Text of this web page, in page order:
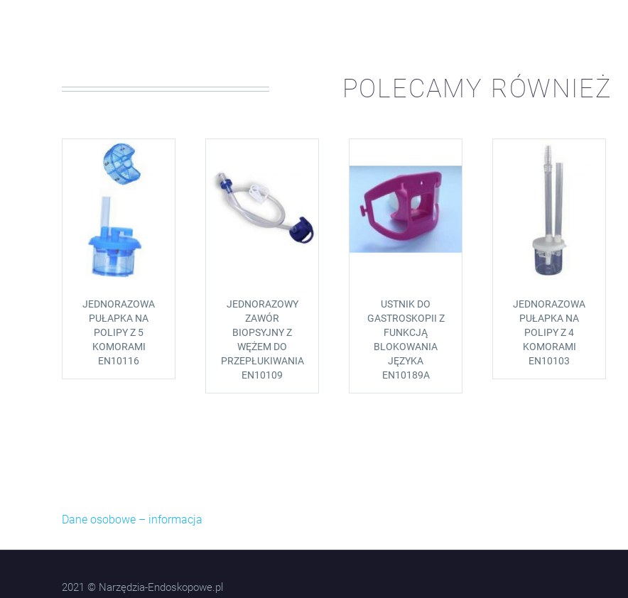
POLECAMY RÓWNIEŻ
JEDNORAZOWA
PUŁAPKA NA
POLIPY Z 5
KOMORAMI
EN10116
JEDNORAZOWY
ZAWÓR
BIOPSYJNY Z
WĘŻEM DO
PRZEPŁUKIWANIA
EN10109
USTNIK DO
GASTROSKOPII Z
FUNKCJĄ
BLOKOWANIA
JĘZYKA
EN10189A
JEDNORAZOWA
PUŁAPKA NA
POLIPY Z 4
KOMORAMI
EN10103
Dane osobowe – informacja
2021 © Narzędzia-Endoskopowe.pl